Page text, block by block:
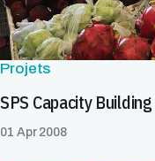
Projets
SPS Capacity Building
01 Apr 2008